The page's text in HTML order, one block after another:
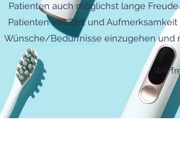
Patienten auch möglichst lange
Patienten viel Zeit und
Wünsche/Bedürfnisse einzugehen und
Wir